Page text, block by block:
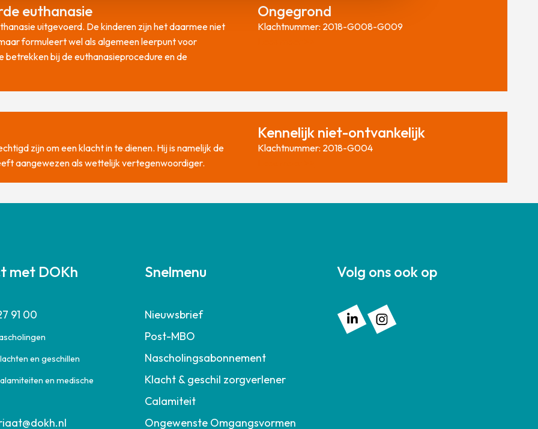
euthanasie
uitgevoerd. De kinderen zijn het daarmee niet
formuleert wel als algemeen leerpunt voor
betrekken bij de euthanasieprocedure en de
Ongegrond
Klachtnummer: 2018-G008-G009
zijn om een klacht in te dienen. Hij is namelijk de
aangewezen als wettelijk vertegenwoordiger.
Kennelijk niet-ontvankelijk
Klachtnummer: 2018-G004
met DOKh
91 00
en geschillen
en medische
Snelmenu
Nieuwsbrief
Post-MBO
Nascholingsabonnement
Klacht & geschil zorgverlener
Calamiteit
Ongewenste Omgangsvormen
Volg ons ook op
Volg ons op: Linkedin